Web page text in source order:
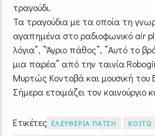
τραγούδι.
Τα τραγούδια με τα οποία τη
αγαπημένα στο ραδιοφωνικό air
λόγια”, ”Άγριο πάθος”, ”Αυτό το
μια παρέα” από την ταινία
Μυρτώς Κοντοβά και μουσική του
Σήμερα ετοιμάζει τον καινούργιο
Ετικέτες ΕΛΕΥΘΕΡΙΑ ΠΑΤΣΗ
ΚΟΙΤΩ